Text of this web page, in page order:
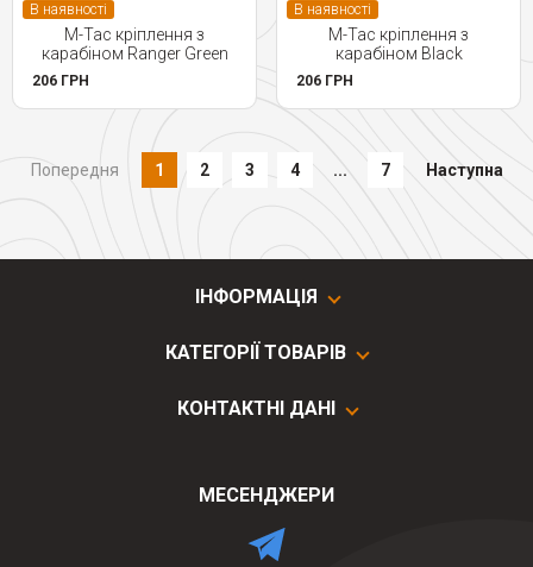
В наявності
M-Tac кріплення з
карабіном Ranger Green
206 ГРН
В наявності
M-Tac кріплення з
карабіном Black
206 ГРН
Попередня 1 2 3 4 ... 7 Наступна
ІНФОРМАЦІЯ
КАТЕГОРІЇ ТОВАРІВ
КОНТАКТНІ ДАНІ
МЕСЕНДЖЕРИ